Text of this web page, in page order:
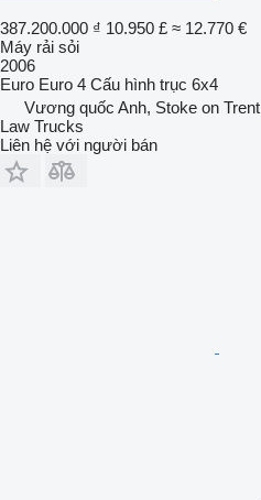
387.200.000 ₫ 10.950 £ ≈ 12.770 €
Máy rải sỏi
2006
Euro Euro 4 Cấu hình trục 6x4
Vương quốc Anh, Stoke on Trent
Law Trucks
Liên hệ với người bán